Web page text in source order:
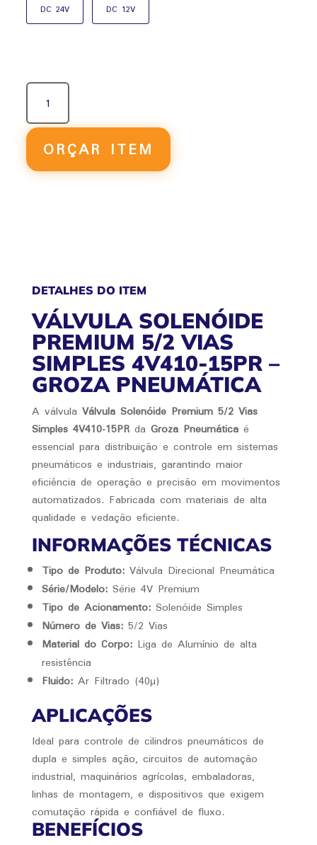
DC 24V DC 12V
VÁLVULA
SOLENÓIDE
PREMIUM
5/2
VIAS
SIMPLES
ORÇAR ITEM
DETALHES DO ITEM
VÁLVULA SOLENÓIDE
PREMIUM 5/2 VIAS
SIMPLES 4V410-15PR –
GROZA PNEUMÁTICA
A válvula Válvula Solenóide Premium 5/2 Vias
Simples 4V410-15PRda Groza Pneumáticaé
essencial para distribuição e controle em sistemas
pneumáticos e industriais, garantindo maior
eficiência de operação e precisão em movimentos
automatizados. Fabricada com materiais de alta
qualidade e vedação eficiente.
INFORMAÇÕES TÉCNICAS
Tipo de Produto:Válvula Direcional Pneumática
Série/Modelo:Série 4V Premium
Tipo de Acionamento:Solenóide Simples
Número de Vias:5/2 Vias
Material do Corpo:Liga de Alumínio de alta
resistência
Fluido:Ar Filtrado (40μ)
APLICAÇÕES
Ideal para controle de cilindros pneumáticos de
dupla e simples ação, circuitos de automação
industrial, maquinários agrícolas, embaladoras,
linhas de montagem, e dispositivos que exigem
comutação rápida e confiável de fluxo.
BENEFÍCIOS